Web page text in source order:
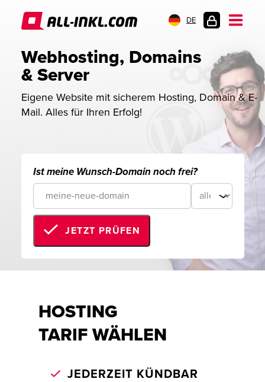
DE
Webhosting, Domains
& Server
Eigene Website mit sicherem Hosting, Domain & E-
Mail. Alles für Ihren Erfolg!
Ist meine Wunsch-Domain noch frei?
JETZT PRÜFEN
HOSTING
TARIF WÄHLEN
JEDERZEIT KÜNDBAR